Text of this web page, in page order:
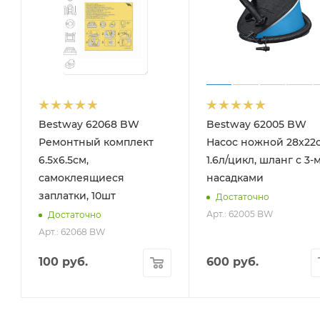
Bestway 62068 BW
Ремонтный комплект
6.5х6.5см,
самоклеящиеся
заплатки, 10шт
Достаточно
Арт.: 62068 BW
100 руб.
Bestway 62005 BW
Насос ножной
1.6л/цикл, шланг с 3-
насадками
Достаточно
Арт.: 62005 BW
600руб.